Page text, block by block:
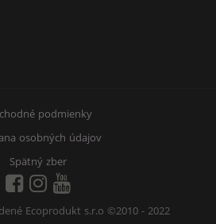
podmienky
osobných údajov
Spätný zber
Ecoprodukt s.r.o ©2010 - 2022